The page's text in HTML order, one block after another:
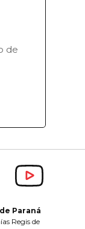
de
Paraná
Regis de